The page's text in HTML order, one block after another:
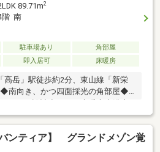
89.71m2
階 南
駐車場あり
角部屋
即入居可 床暖房
岳」駅徒歩約2分、東山線「新栄
◆南向き、かつ四面採光の角部屋◆1
年7月 リフォーム完了◎シス
◎ガス給湯器交換 ◎全室クロス
換◎玄関収納交換 ◎全室照明器具
ンティア】 グランドメゾン覚